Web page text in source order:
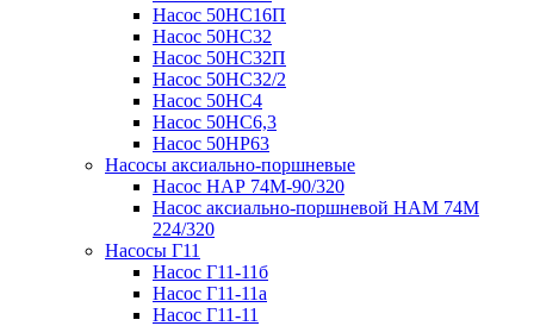
Насос 50НС16П
Насос 50НС32
Насос 50НС32П
Насос 50НС32/2
Насос 50НС4
Насос 50НС6,3
Насос 50НР63
Насосы аксиально-поршневые
Насос НАР 74M-90/320
Насос аксиально-поршневой НАМ 74М
224/320
Насосы Г11
Насос Г11-11б
Насос Г11-11а
Насос Г11-11